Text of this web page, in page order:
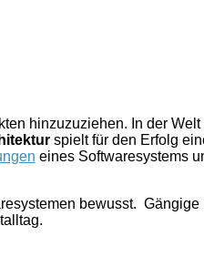
hinzuzuziehen. In der Welt
spielt für den Erfolg
eines Softwaresystems
bewusst. Gängige